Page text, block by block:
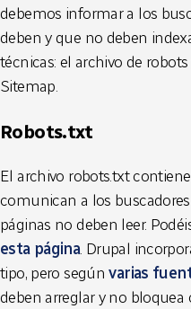
debemos informar a los
deben y que no deben
técnicas: el archivo de
Sitemap.
Robots.txt
El archivo robots.txt
comunican a los
páginas no deben leer.
esta página. Drupal
tipo, pero segúnvarias
deben arreglar y no